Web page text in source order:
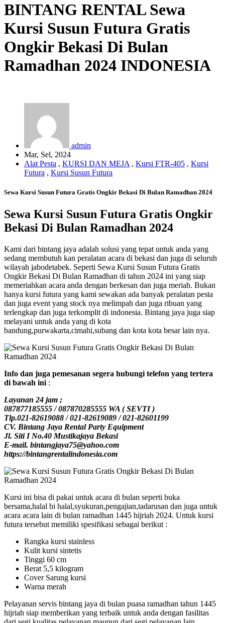
BINTANG RENTAL Sewa
Kursi Susun Futura Gratis
Ongkir Bekasi Di Bulan
Ramadhan 2024 INDONESIA
admin
Mar, Sel, 2024
Alat Pesta , KURSI DAN MEJA , Kursi FTR-405 , Kursi
Futura , Kursi Susun Futura
Sewa Kursi Susun Futura Gratis Ongkir Bekasi Di Bulan Ramadhan 2024
Sewa Kursi Susun Futura Gratis Ongkir
Bekasi Di Bulan Ramadhan 2024
Kami dari bintang jaya adalah solusi yang tepat untuk anda yang
sedang membutuh kan peralatan acara di bekasi dan juga di seluruh
wilayah jabodetabek. Seperti Sewa Kursi Susun Futura Gratis
Ongkir Bekasi Di Bulan Ramadhan di tahun 2024 ini yang siap
memeriahkan acara anda dengan berkesan dan juga meriah. Bukan
hanya kursi futura yang kami sewakan ada banyak peralatan pesta
dan juga event yang stock nya melimpah dan juga ribuan yang
terlengkap dan juga terkomplit di indonesia. Bintang jaya juga siap
melayani untuk anda yang di kota
bandung,purwakarta,cimahi,subang dan kota kota besar lain nya.
Info dan juga pemesanan segera hubungi telefon yang tertera
di bawah ini :
Layanan 24 jam ;
087877185555 / 087870285555 WA ( SEVTI )
Tlp.021-82619088 / 021-82619089 / 021-82601199
CV. Bintang Jaya Rental Party Equipment
Jl. Siti I No.40 Mustikajaya Bekasi
E-mail. bintangjaya75@yahoo.com
https://bintangrentalindonesia.com
Kursi ini bisa di pakai untuk acara di bulan seperti buka
bersama,halal bi halal,syukuran,pengajian,tadarusan dan juga untuk
acara acara lain di bulan ramadhan 1445 hijriah 2024. Untuk kursi
futura tersebut memiliki spesifikasi sebagai berikut :
Rangka kursi stainless
Kulit kursi sintetis
Tinggi 60 cm
Berat 5,5 kilogram
Cover Sarung kursi
Warna merah
Pelayanan servis bintang jaya di bulan puasa ramadhan tahun 1445
hijriah siap memberikan yang terbaik untuk anda dengan fasilitas